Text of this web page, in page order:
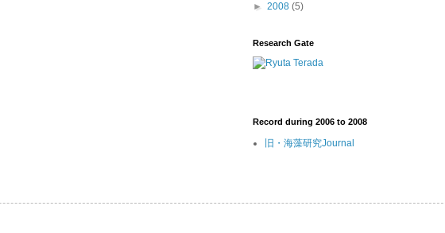
► 2008 (5)
Research Gate
Record during 2006 to 2008
旧・海藻研究Journal